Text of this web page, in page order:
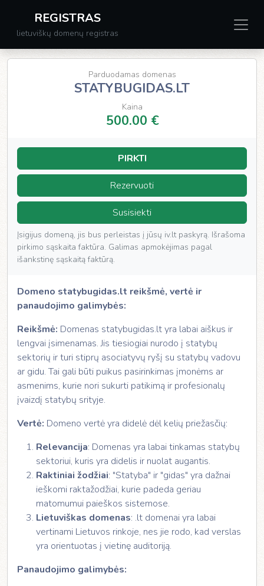
REGISTRAS
lietuviškų domenų registras
Parduodamas domenas
STATYBUGIDAS.LT
Kaina
500.00 €
PIRKTI
Rezervuoti
Susisiekti
Įsigijus domeną, jis bus perleistas į jūsų iv.lt paskyrą. Išrašoma
pirkimo sąskaita faktūra. Galimas apmokėjimas pagal
išankstinę sąskaitą faktūrą.
Domeno statybugidas.lt reikšmė, vertė ir
panaudojimo galimybės:
Reikšmė: Domenas statybugidas.lt yra labai aiškus ir
lengvai įsimenamas. Jis tiesiogiai nurodo į statybų
sektorių ir turi stiprų asociatyvų ryšį su statybų vadovu
ar gidu. Tai gali būti puikus pasirinkimas įmonėms ar
asmenims, kurie nori sukurti patikimą ir profesionalų
įvaizdį statybų srityje.
Vertė: Domeno vertė yra didelė dėl kelių priežasčių:
Relevancija: Domenas yra labai tinkamas statybų
sektoriui, kuris yra didelis ir nuolat augantis.
Raktiniai žodžiai: "Statyba" ir "gidas" yra dažnai
ieškomi raktažodžiai, kurie padeda geriau
matomumui paieškos sistemose.
Lietuviškas domenas: .lt domenai yra labai
vertinami Lietuvos rinkoje, nes jie rodo, kad verslas
yra orientuotas į vietinę auditoriją.
Panaudojimo galimybės: